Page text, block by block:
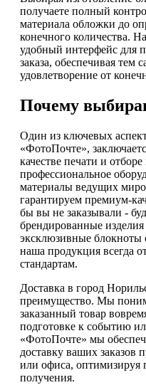
получаете полный
материала обложки до
конечного количества.
удобный интерфейс для
заказа, обеспечивая тем
удовлетворение от
Почему
Один из ключевых
«ФотоПочте»,
качестве печати и
профессиональное
материалы ведущих
гарантируем премиум-
бы вы не заказывали -
брендированные
эксклюзивные
наша продукция всегда
стандартам.
Доставка в город
преимущество. Мы
заказанный товар
подготовке к событию
«ФотоПочте» мы
доставку ваших заказов
или офиса, оптимизируя
получения.